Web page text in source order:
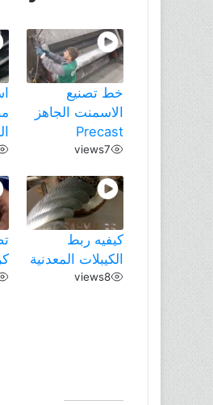
خط تصنيع
الاسمنت الجاهز
Precast
7
views
كيفيه ربط
الكيبلات المعدنية
8
views